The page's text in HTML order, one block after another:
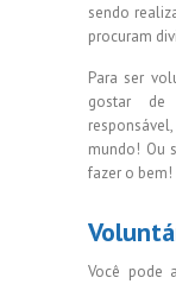
sendo
procuram
Para ser
gostar
mundo! Ou
fazer o bem!
Você pode